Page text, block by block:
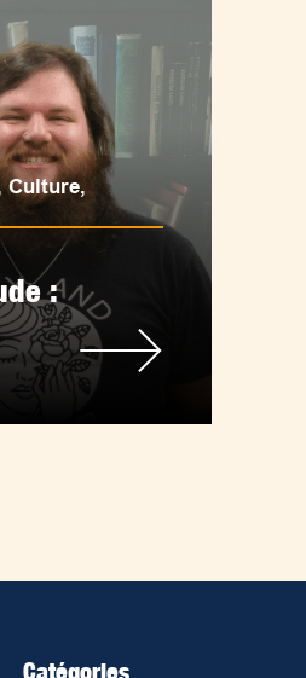
Culture,
:
Catégories